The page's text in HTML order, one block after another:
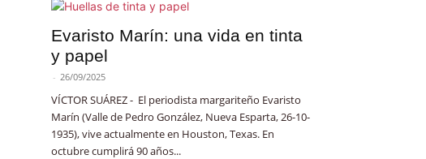
Evaristo Marín: una vida en tinta
y papel
- 26/09/2025
VÍCTOR SUÁREZ - El periodista margariteño Evaristo
Marín (Valle de Pedro González, Nueva Esparta, 26-10-
1935), vive actualmente en Houston, Texas. En
octubre cumplirá 90 años...